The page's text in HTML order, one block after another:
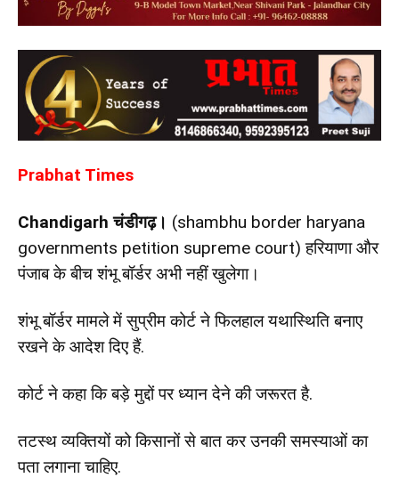
Prabhat Times
Chandigarh चंडीगढ़। (shambhu border haryana
governments petition supreme court) हरियाणा और
पंजाब के बीच शंभू बॉर्डर अभी नहीं खुलेगा।
शंभू बॉर्डर मामले में सुप्रीम कोर्ट ने फिलहाल यथास्थिति बनाए
रखने के आदेश दिए हैं.
कोर्ट ने कहा कि बड़े मुद्दों पर ध्यान देने की जरूरत है.
तटस्थ व्यक्तियों को किसानों से बात कर उनकी समस्याओं का
पता लगाना चाहिए.